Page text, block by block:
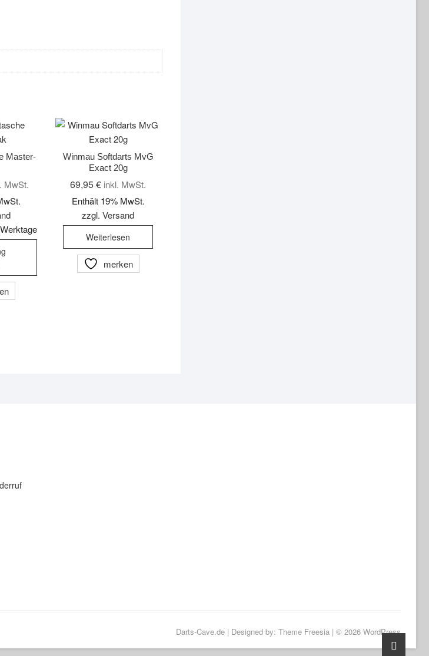
Master-
MwSt.
Dieses
Winmau Softdarts MvG
Exact 20g
69,95€ inkl. MwSt.
Enthält 19% MwSt.
zzgl.Versand
Weiterlesen
merken
Darts-Cave.de | Designed by: Theme Freesia | © 2026 WordPress
Go
to